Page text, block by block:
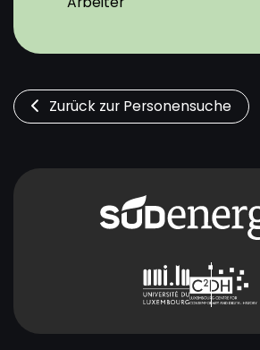
Zurück zur Personensuche